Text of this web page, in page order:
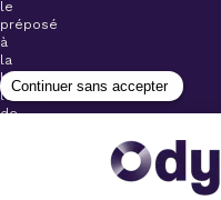
le
préposé
à
la
billetterie
lors
de